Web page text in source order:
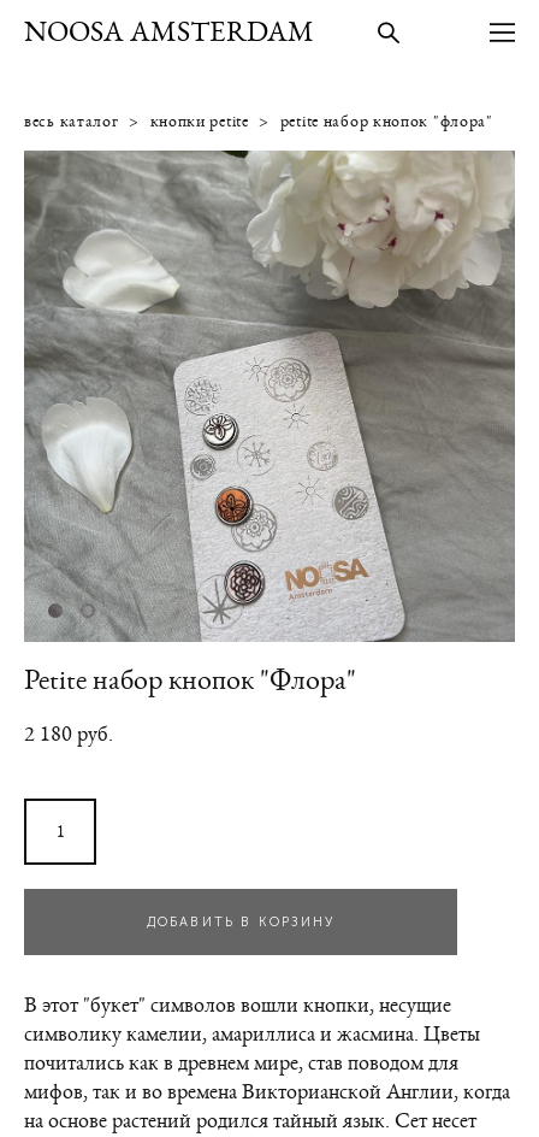
NOOSA AMSTERDAM
весь каталог > кнопки petite > petite набор кнопок "флора"
Petite набор кнопок "Флора"
2 180 pуб.
ДОБАВИТЬ В КОРЗИНУ
В этот "букет" символов вошли кнопки, несущие
символику камелии, амариллиса и жасмина. Цветы
почитались как в древнем мире, став поводом для
мифов, так и во времена Викторианской Англии, когда
на основе растений родился тайный язык. Сет несет